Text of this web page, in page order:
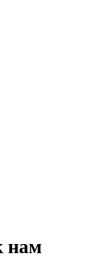
нам